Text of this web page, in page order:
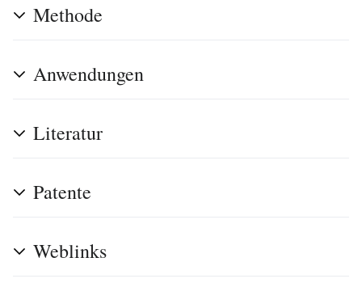
Methode
Anwendungen
Literatur
Patente
Weblinks